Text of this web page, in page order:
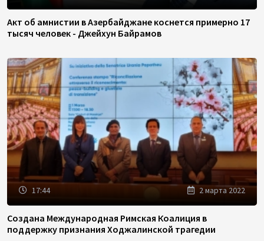
Акт об амнистии в Азербайджане коснется примерно 17
тысяч человек - Джейхун Байрамов
17:44 2 марта 2022
Создана Международная Римская Коалиция в
поддержку признания Ходжалинской трагедии